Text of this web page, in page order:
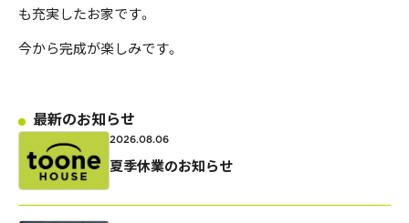
会社紹介
ものづくり品質
FAQ
も充実したお家です。
今から完成が楽しみです。
最新のお知らせ
2026.08.06
夏季休業のお知らせ